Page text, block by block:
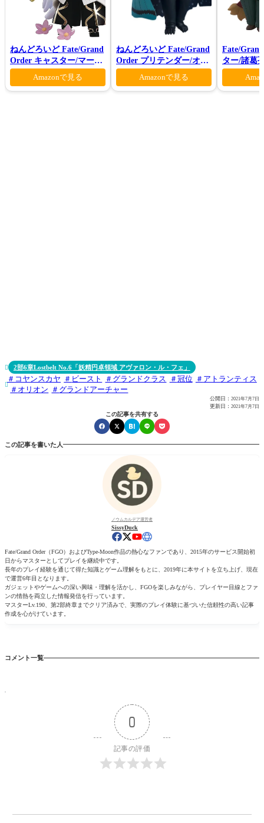
ねんどろいど Fate/Grand
Order キャスター/マーリ
ン 花の魔術師Ver.
Amazonで見る
ねんどろいど Fate/Grand
Order プリテンダー/オベ
ロン ヴォーティガーン
Amazonで見る
Fate/
ター/諸葛
 2部6章Lostbelt No.6「妖精円卓領域 アヴァロン・ル・フェ」

コヤンスカヤ ビースト グランドクラス 冠位
アトランティス
オリオン
グランドアーチャー
公開日： 2021年7月7日
更新日： 2021年7月7日
この記事を共有する
この記事を書いた人
ノウムカルデア運営者
SissyDuck
Fate/Grand Order（FGO）およびType-Moon作品の熱心なファンであり、2015年のサービス開始初
日からマスターとしてプレイを継続中です。
長年のプレイ経験を通じて得た知識とゲーム理解をもとに、2019年に本サイトを立ち上げ、現在
で運営6年目となります。
ガジェットやゲームへの深い興味・理解を活かし、FGOを楽しみながら、プレイヤー目線とファ
ンの情熱を両立した情報発信を行っています。
マスターLv.190、第2部終章までクリア済みで、実際のプレイ体験に基づいた信頼性の高い記事
作成を心がけています。
コメント一覧
0
記事の評価